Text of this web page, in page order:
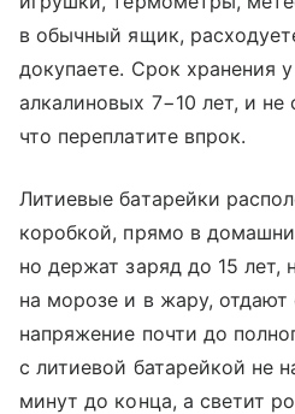
в обычный ящик,
докупаете. Срок хранения
алкалиновых 7−10 лет, и не
что переплатите впрок.
Литиевые батарейки
коробкой, прямо в
но держат заряд до 15 лет,
на морозе и в жару, отдают
напряжение почти до
с литиевой батарейкой не
минут до конца, а светит